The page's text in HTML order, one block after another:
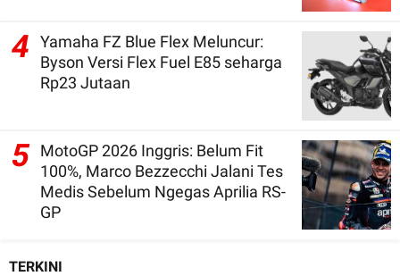
4
Yamaha FZ Blue Flex Meluncur:
Byson Versi Flex Fuel E85 seharga
Rp23 Jutaan
5 MotoGP 2026 Inggris: Belum Fit
100%, Marco Bezzecchi Jalani Tes
Medis Sebelum Ngegas Aprilia RS-
GP
TERKINI